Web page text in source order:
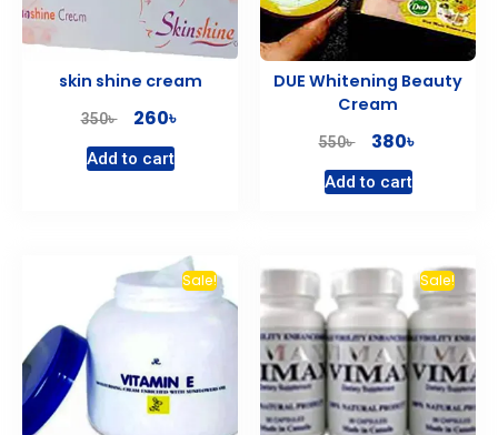
skin shine cream
350৳ 260৳
Add to cart
DUE Whitening Beauty
Cream
550৳ 380৳
Add to cart
Sale! Sale!